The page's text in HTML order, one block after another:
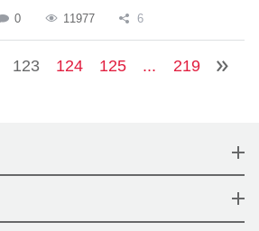
0 11977 6
123 124 125 ... 219